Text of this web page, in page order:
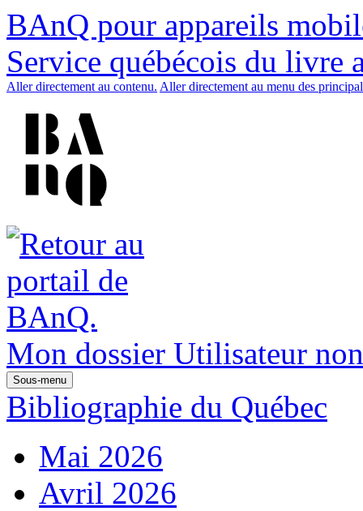
BAnQ pour appareils
Service québécois du livre
Aller directement au contenu. Aller directement au menu des
Mon dossier Utilisateur
Sous-menu
Bibliographie du Québec
Mai 2026
Avril 2026